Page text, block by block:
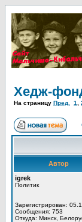
Хедж-
На страницу Пред. 1
Автор
igrek
Политик
Зарегистрирован:
Сообщения: 753
Откуда: Минск,